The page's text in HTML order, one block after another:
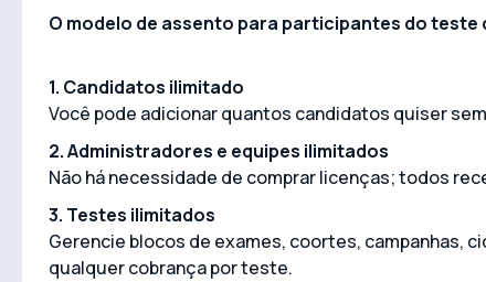
O modelo de assento para participantes do teste
1. Candidatos ilimitado
Você pode adicionar quantos candidatos quiser
2. Administradores e equipes ilimitados
Não há necessidade de comprar licenças; todos
3. Testes ilimitados
Gerencie blocos de exames, coortes, campanhas,
qualquer cobrança por teste.